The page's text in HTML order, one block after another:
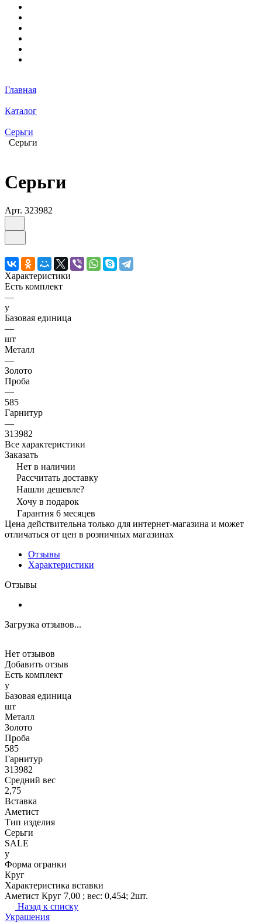
Главная
Каталог
Серьги
Серьги
Серьги
Арт. 323982
Характеристики
Есть комплект
—
y
Базовая единица
—
шт
Металл
—
Золото
Проба
—
585
Гарнитур
—
313982
Все характеристики
Заказать
Нет в наличии
Рассчитать доставку
Нашли дешевле?
Хочу в подарок
Гарантия 6 месяцев
Цена действительна только для интернет-магазина и может
отличаться от цен в розничных магазинах
Отзывы
Характеристики
Отзывы
Загрузка отзывов...
Нет отзывов
Добавить отзыв
Есть комплект
y
Базовая единица
шт
Металл
Золото
Проба
585
Гарнитур
313982
Средний вес
2,75
Вставка
Аметист
Тип изделия
Серьги
SALE
y
Форма огранки
Круг
Характеристика вставки
Аметист Круг 7,00 ; вес: 0,454; 2шт.
Назад к списку
Украшения